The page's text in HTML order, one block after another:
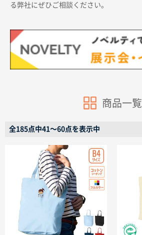
商品カテゴリーから探す
ターゲットから探す
目的・シーンから探す
印刷色から探す
サイトメニュー
初めての方へ
る弊社にぜひご相談ください。
商品一覧
全185点中41〜60点を表示中